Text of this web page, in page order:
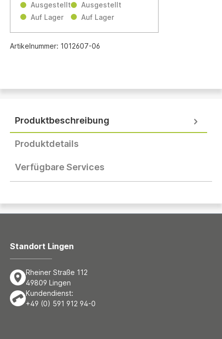
Ausgestellt
Auf Lager
Ausgestellt
Auf Lager
Artikelnummer: 1012607-06
Produktbeschreibung
Produktdetails
Verfügbare Services
Standort Lingen
Rheiner Straße 112
49809 Lingen
Kundendienst:
+49 (0) 591 912 94-0